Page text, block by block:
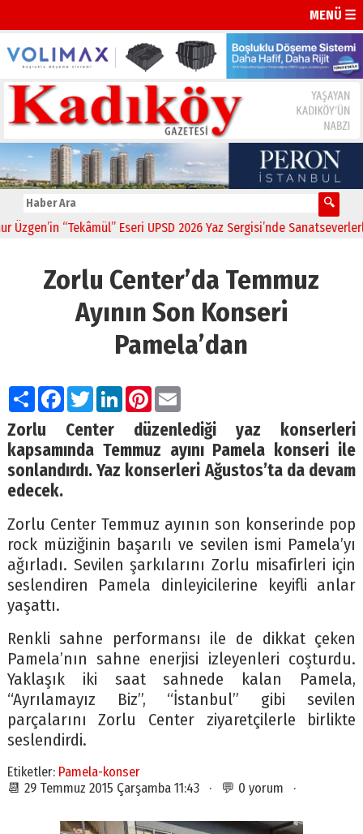
MENÜ ☰
“Tekâmül” Eseri UPSD 2026 Yaz Sergisi’nde Sanatseverlerle
Zorlu Center’da Temmuz
Ayının Son Konseri
Pamela’dan
PaylaşFacebook
TwitterLinkedIn
Pinterest
Email
Zorlu Center düzenlediği yaz konserleri
kapsamında Temmuz ayını Pamela konseri ile
sonlandırdı. Yaz konserleri Ağustos’ta da devam
edecek.
Zorlu Center Temmuz ayının son konserinde pop
rock müziğinin başarılı ve sevilen ismi Pamela’yı
ağırladı. Sevilen şarkılarını Zorlu misafirleri için
seslendiren Pamela dinleyicilerine keyifli anlar
yaşattı.
Renkli sahne performansı ile de dikkat çeken
Pamela’nın sahne enerjisi izleyenleri coşturdu.
Yaklaşık iki saat sahnede kalan Pamela,
“Ayrılamayız Biz”, “İstanbul” gibi sevilen
parçalarını Zorlu Center ziyaretçilerle birlikte
seslendirdi.
Etiketler: Pamela-konser
📆 29 Temmuz 2015 Çarşamba 11:43 · 💬 0 yorum ·